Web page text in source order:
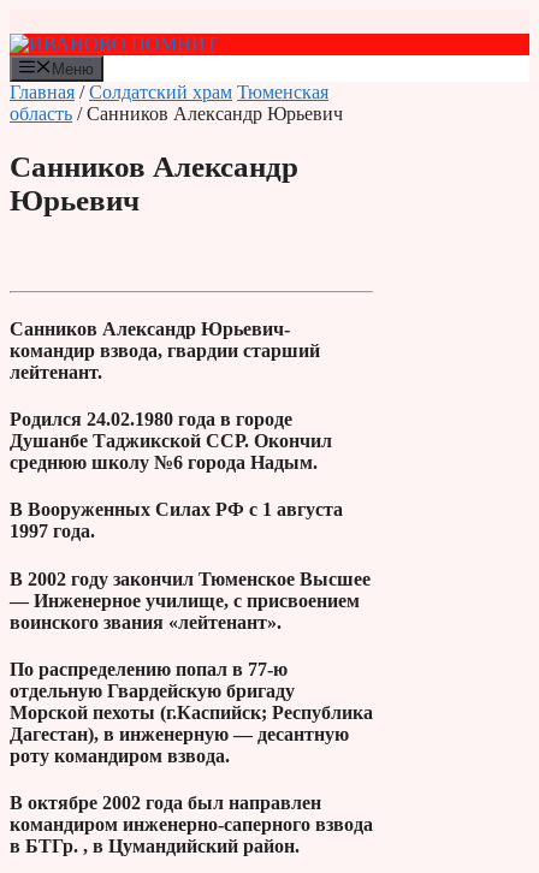
к
содержимому
Меню
Главная /Солдатский храм Тюменская
область / Санников Александр Юрьевич
Санников Александр
Юрьевич
Санников Александр Юрьевич-
командир взвода, гвардии старший
лейтенант.
Родился 24.02.1980 года в городе
Душанбе Таджикской ССР. Окончил
среднюю школу №6 города Надым.
В Вооруженных Силах РФ с 1 августа
1997 года.
В 2002 году закончил Тюменское Высшее
— Инженерное училище, с присвоением
воинского звания «лейтенант».
По распределению попал в 77-ю
отдельную Гвардейскую бригаду
Морской пехоты (г.Каспийск; Республика
Дагестан), в инженерную — десантную
роту командиром взвода.
В октябре 2002 года был направлен
командиром инженерно-саперного взвода
в БТГр. , в Цумандийский район.